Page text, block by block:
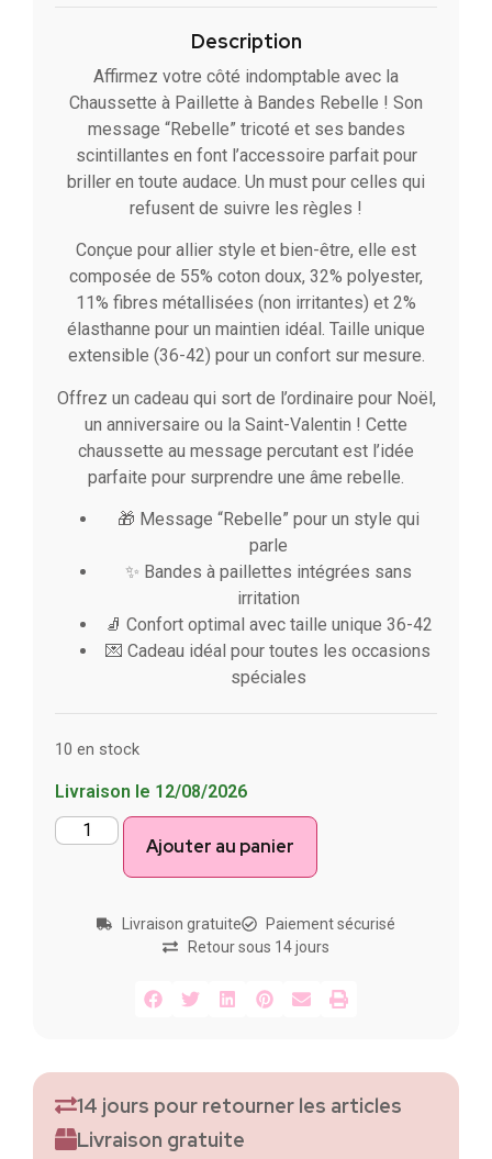
Description
Affirmez votre côté indomptable avec la
Chaussette à Paillette à Bandes Rebelle ! Son
message “Rebelle” tricoté et ses bandes
scintillantes en font l’accessoire parfait pour
briller en toute audace. Un must pour celles qui
refusent de suivre les règles !
Conçue pour allier style et bien-être, elle est
composée de 55% coton doux, 32% polyester,
11% fibres métallisées (non irritantes) et 2%
élasthanne pour un maintien idéal. Taille unique
extensible (36-42) pour un confort sur mesure.
Offrez un cadeau qui sort de l’ordinaire pour Noël,
un anniversaire ou la Saint-Valentin ! Cette
chaussette au message percutant est l’idée
parfaite pour surprendre une âme rebelle.
🎁 Message “Rebelle” pour un style qui
parle
✨ Bandes à paillettes intégrées sans
irritation
🧦 Confort optimal avec taille unique 36-42
💌 Cadeau idéal pour toutes les occasions
spéciales
10 en stock
Livraison le 12/08/2026
Ajouter au panier
Livraison gratuite
Paiement sécurisé
Retour sous 14 jours
14 jours pour retourner les articles
Livraison gratuite